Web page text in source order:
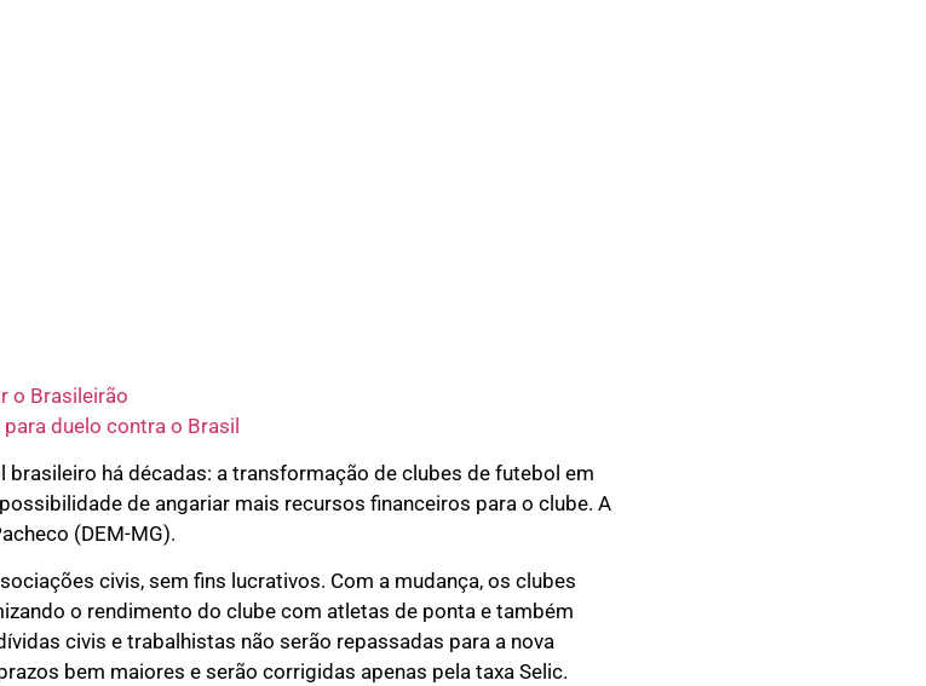
o Brasileirão
duelo contra o Brasil
há décadas: a transformação de clubes de futebol em
de angariar mais recursos financeiros para o clube. A
(DEM-MG).
civis, sem fins lucrativos. Com a mudança, os clubes
o rendimento do clube com atletas de ponta e também
civis e trabalhistas não serão repassadas para a nova
bem maiores e serão corrigidas apenas pela taxa Selic.